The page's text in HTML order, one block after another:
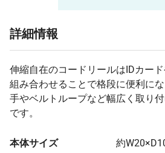
詳細情報
伸縮自在のコードリールはIDカー
組み合わせることで格段に便利に
手やベルトループなど幅広く取り
です。
本体サイズ
約